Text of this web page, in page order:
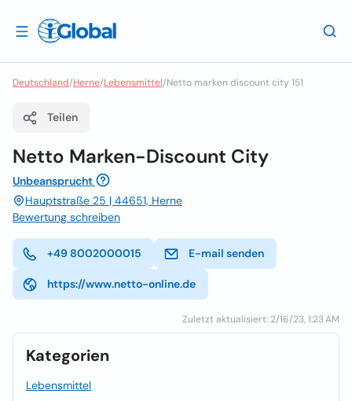
Deutschland/Herne/Lebensmittel/Netto marken discount city 151
Teilen
Netto Marken-Discount City
Unbeansprucht
Hauptstraße 25 | 44651, Herne
Bewertung schreiben
+49 8002000015 E-mail senden
https://www.netto-online.de
Zuletzt aktualisiert: 2/16/23, 1:23 AM
Kategorien
Lebensmittel